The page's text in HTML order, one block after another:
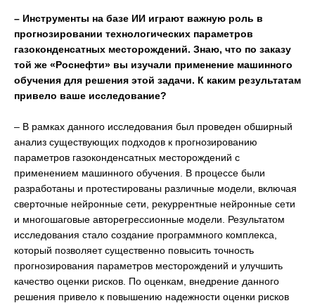
– Инструменты на базе ИИ играют важную роль в
прогнозировании технологических параметров
газоконденсатных месторождений. Знаю, что по заказу
той же «Роснефти» вы изучали применение машинного
обучения для решения этой задачи. К каким результатам
привело ваше исследование?
– В рамках данного исследования был проведен обширный
анализ существующих подходов к прогнозированию
параметров газоконденсатных месторождений с
применением машинного обучения. В процессе были
разработаны и протестированы различные модели, включая
сверточные нейронные сети, рекуррентные нейронные сети
и многошаговые авторегрессионные модели. Результатом
исследования стало создание программного комплекса,
который позволяет существенно повысить точность
прогнозирования параметров месторождений и улучшить
качество оценки рисков. По оценкам, внедрение данного
решения привело к повышению надежности оценки рисков